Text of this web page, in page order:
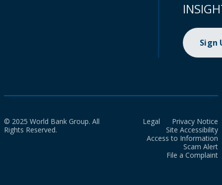
Sign
© 2025 World Bank Group. All
Rights Reserved.
Legal
Privacy Notice
Site Accessibility
Access to Information
Scam Alert
File a Complaint